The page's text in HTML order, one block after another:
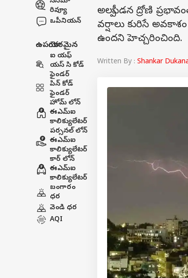
రివ్యూ
ఒపీనియన్
ఉపయోగకరమైన
ఐ యఫ్
యస్ సి కోడ్
ఫైండర్
పిన్ కోడ్
ఫైండర్
హోమ్ లోన్
ఈఎమ్ఐ
కాలిక్యులేటర్
పర్సనల్ లోన్
ఈఎమ్ఐ
కాలిక్యులేటర్
కార్ లోన్
ఈఎమ్ఐ
కాలిక్యులేటర్
బంగారం
ధర
వెండి ధర
AQI
అల్పపీడన ద్రోణి
వర్షాలు కురిసే
ఉందని హెచ్చరించింది.
Written By : Shankar